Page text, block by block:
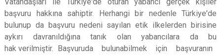
başvuru hakkına sahiptir. Herhangi bir nedenle Türkiye'de
bulunup da başvuru nedeni sayılan etik ilkelerden birisine
aykırı davranıldığına tanık olan yabancılara da bu
hak verilmiştir. Başvuruda bulunabilmek için başvuranın